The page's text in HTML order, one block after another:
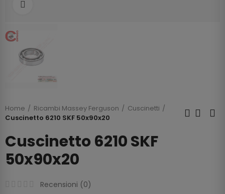
Home Ricambi Massey Ferguson
Cuscinetti
Cuscinetto 6210 SKF 50x90x20
Cuscinetto 6210 SKF
50x90x20
Recensioni (0)